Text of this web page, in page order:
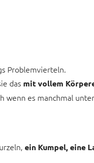
Problemvierteln.
das mit vollem
wenn es manchmal
ein Kumpel, eine